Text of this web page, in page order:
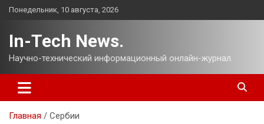
Перейти
Понедельник, 10 августа, 2026
In-Tech News.
Научно-технический информационный онлайн-журнал.
Главная Сербии